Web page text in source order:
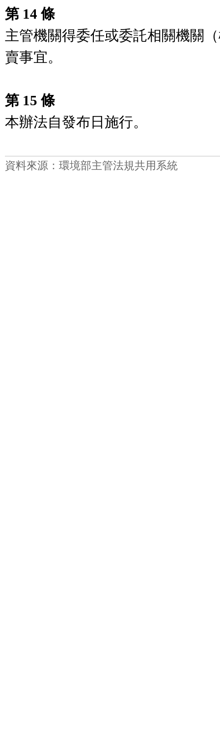
第 14 條
主管機關得委任或委託相關機關
賣事宜。
第 15 條
資料來源：環境部主管法規共用系統